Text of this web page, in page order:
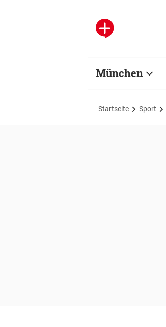
München
Startseite Sport